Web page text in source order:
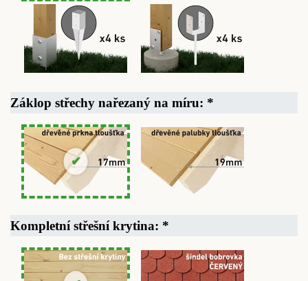
Záklop střechy nařezaný na míru: *
Kompletní střešní krytina: *